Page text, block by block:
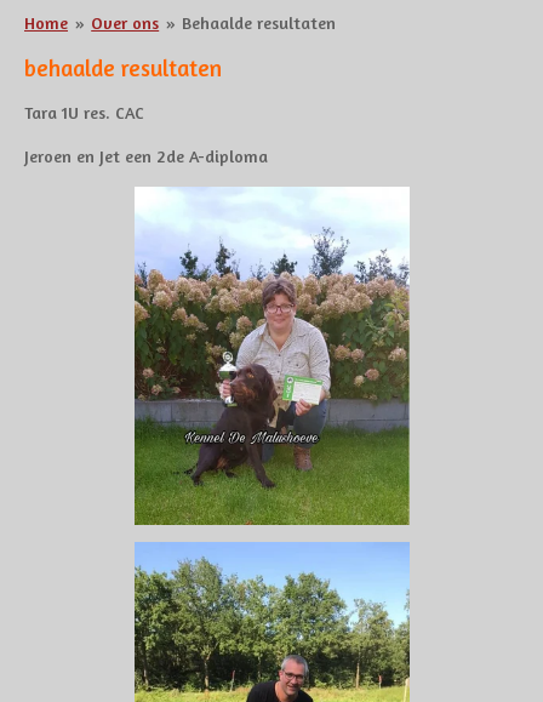
Home » Over ons » Behaalde resultaten
behaalde resultaten
Tara 1U res. CAC
Jeroen en Jet een 2de A-diploma